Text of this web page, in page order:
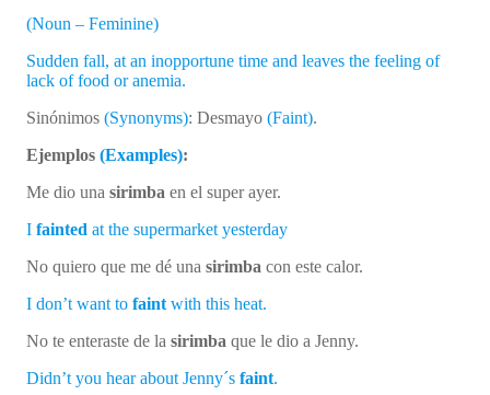
(Noun – Feminine)
Sudden fall, at an inopportune time and leaves the feeling of
lack of food or anemia.
Sinónimos (Synonyms): Desmayo (Faint).
Ejemplos (Examples):
Me dio una sirimba en el super ayer.
I fainted at the supermarket yesterday
No quiero que me dé una sirimba con este calor.
I don’t want to faint with this heat.
No te enteraste de la sirimba que le dio a Jenny.
Didn’t you hear about Jenny´s faint.